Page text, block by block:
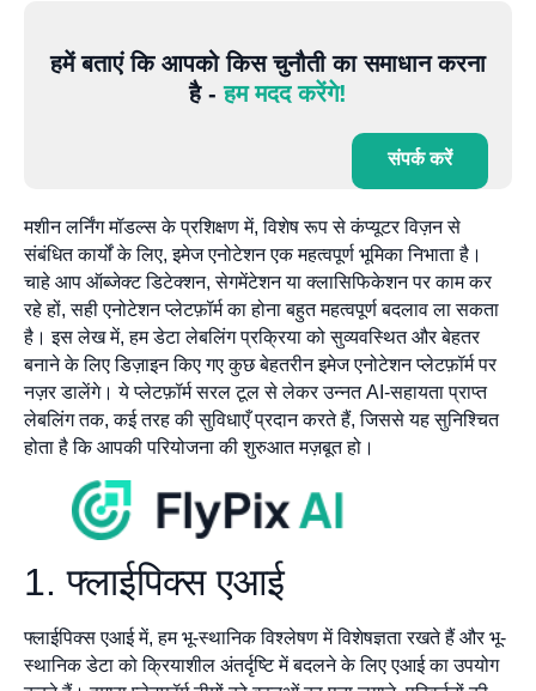
हमें बताएं कि आपको किस चुनौती का समाधान करना
है -हम मदद करेंगे!
संपर्क करें
मशीन लर्निंग मॉडल्स के प्रशिक्षण में, विशेष रूप से कंप्यूटर विज़न से
संबंधित कार्यों के लिए, इमेज एनोटेशन एक महत्वपूर्ण भूमिका निभाता है।
चाहे आप ऑब्जेक्ट डिटेक्शन, सेगमेंटेशन या क्लासिफिकेशन पर काम कर
रहे हों, सही एनोटेशन प्लेटफ़ॉर्म का होना बहुत महत्वपूर्ण बदलाव ला सकता
है। इस लेख में, हम डेटा लेबलिंग प्रक्रिया को सुव्यवस्थित और बेहतर
बनाने के लिए डिज़ाइन किए गए कुछ बेहतरीन इमेज एनोटेशन प्लेटफ़ॉर्म पर
नज़र डालेंगे। ये प्लेटफ़ॉर्म सरल टूल से लेकर उन्नत AI-सहायता प्राप्त
लेबलिंग तक, कई तरह की सुविधाएँ प्रदान करते हैं, जिससे यह सुनिश्चित
होता है कि आपकी परियोजना की शुरुआत मज़बूत हो।
1. फ्लाईपिक्स एआई
फ्लाईपिक्स एआई में, हम भू-स्थानिक विश्लेषण में विशेषज्ञता रखते हैं और भू-
स्थानिक डेटा को क्रियाशील अंतर्दृष्टि में बदलने के लिए एआई का उपयोग